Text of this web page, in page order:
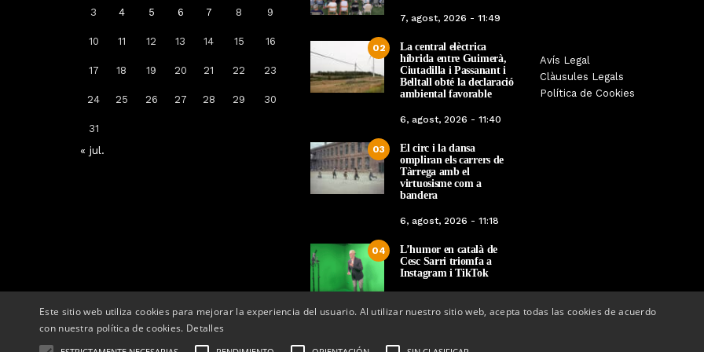
3 4 5 6 7 8 9
10 11 12 13 14 15 16
17 18 19 20 21 22 23
24 25 26 27 28 29 30
31
« jul.
7, agost, 2026 - 11:49
02
La central elèctrica
híbrida entre Guimerà,
Ciutadilla i Passanant i
Belltall obté la declaració
ambiental favorable
6, agost, 2026 - 11:40
03
El circ i la dansa
ompliran els carrers de
Tàrrega amb el
virtuosisme com a
bandera
6, agost, 2026 - 11:18
04
L’humor en català de
Cesc Sarri triomfa a
Instagram i TikTok
Avís Legal
Clàusules Legals
Política de Cookies
Arrenca la campanya de
vacunació: a qui li toca la de la
grip, COVID-19 o totes dues
14, octubre, 2025 - 08:04
Tàrrega farà bategar la història
amb l’estrena de “Lo Pedrafoc”,
la nova bèstia festiva de
12, maig, 2026 - 09:29
Tàrrega edita un
història dels gegants
en el marc de la
Este sitio web utiliza cookies para mejorar la experiencia del usuario. Al utilizar nuestro sitio web, acepta todas las cookies de acuerdo
con nuestra política de cookies. Detalles